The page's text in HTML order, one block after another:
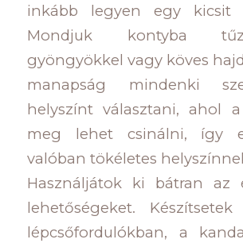
inkább legyen egy kicsit
Mondjuk kontyba
gyöngyökkel vagy köves
manapság mindenki
helyszínt választani, ahol
meg lehet csinálni, így
valóban tökéletes
Használjátok ki bátran az
lehetőségeket.
lépcsőfordulókban, a